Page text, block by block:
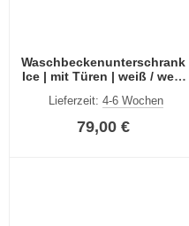
Waschbeckenunterschrank
Ice | mit Türen | weiß / weiß
Lieferzeit: 4-6 Wochen
79,00 €